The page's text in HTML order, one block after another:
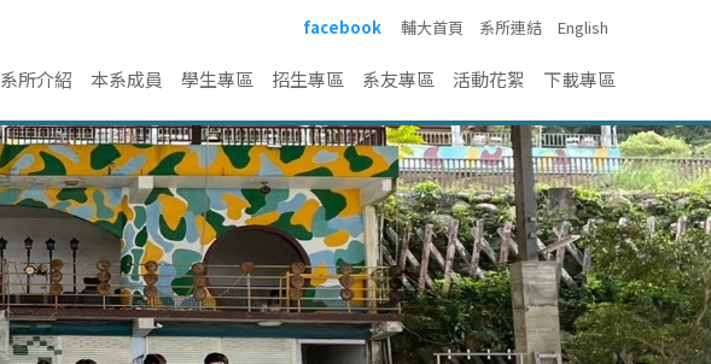
facebook 輔大首頁 系所連結 English
系所介紹 本系成員 學生專區 招生專區 系友專區 活動花絮 下載專區